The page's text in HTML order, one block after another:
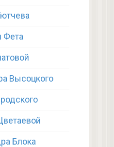
Фета
Высоцкого
Блока